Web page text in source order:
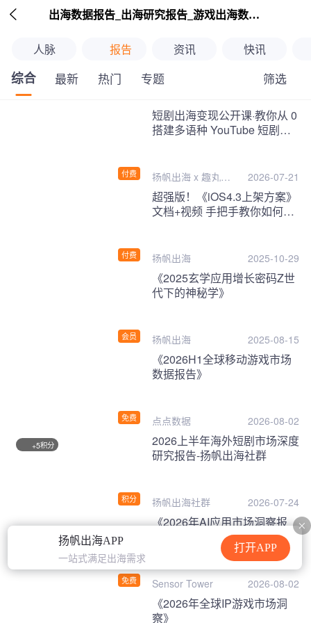
扬帆出海APP
一站式满足出海需求
打开APP
 出海数据报告_出海研究报告_游戏出海数据报告_海外趋势分析-扬帆出海
人脉 报告 资讯 快讯
综合 最新 热门 专题 筛选
继续下拉刷新
付费
短剧出海变现公开课·教你从 0
搭建多语种 YouTube 短剧频
扬帆出海 x 趣丸千 2026-07-21
付费
超强版！《iOS4.3上架方案》
文档+视频 手把手教你如何一
扬帆出海 2025-10-29
会员
《2025玄学应用增长密码Z世
代下的神秘学》
扬帆出海 2025-08-15
免费
《2026H1全球移动游戏市场
数据报告》
点点数据 2026-08-02
+5积分
积分
2026上半年海外短剧市场深度
研究报告-扬帆出海社群
扬帆出海社群 2026-07-24
免费
《2026年AI应用市场洞察报
Sensor Tower 2026-08-02
《2026年全球IP游戏市场洞
察》